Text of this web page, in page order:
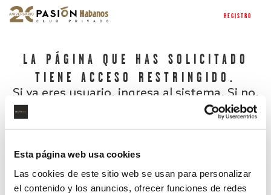
Esta página web usa cookies
Las cookies de este sitio web se usan para personalizar
el contenido y los anuncios, ofrecer funciones de redes
REGISTRO
LA PÁGINA QUE HAS SOLICITADO
TIENE ACCESO RESTRINGIDO.
Si ya eres usuario, ingresa al sistema. Si no,